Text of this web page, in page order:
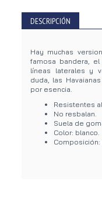
DESCRIPCIÓN
Hay muchas
famosa bandera,
líneas laterales y
duda, las
por esencia.
Resistentes al
No resbalan.
Suela de
Color: blanco.